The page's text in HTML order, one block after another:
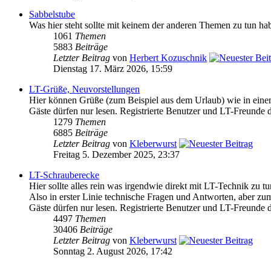
Sabbelstube
Was hier steht sollte mit keinem der anderen Themen zu tun
1061 Themen
5883 Beiträge
Letzter Beitrag von Herbert Kozuschnik
Dienstag 17. März 2026, 15:59
LT-Grüße, Neuvorstellungen
Hier können Grüße (zum Beispiel aus dem Urlaub) wie in
Gäste dürfen nur lesen. Registrierte Benutzer und LT-Freunde
1279 Themen
6885 Beiträge
Letzter Beitrag von Kleberwurst
Freitag 5. Dezember 2025, 23:37
LT-Schrauberecke
Hier sollte alles rein was irgendwie direkt mit LT-Technik zu
Also in erster Linie technische Fragen und Antworten, aber
Gäste dürfen nur lesen. Registrierte Benutzer und LT-Freunde
4497 Themen
30406 Beiträge
Letzter Beitrag von Kleberwurst
Sonntag 2. August 2026, 17:42